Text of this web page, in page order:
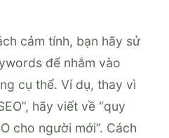
cảm tính, bạn hãy sử
để nhắm vào
cụ thể. Ví dụ, thay vì
hãy viết về “quy
cho người mới”. Cách